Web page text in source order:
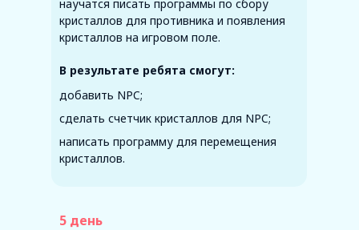
В результате ребята смогут:
5 день
научатся писать программы по сбору
кристаллов для противника и появления
кристаллов на игровом поле.
добавить NPC;
сделать счетчик кристаллов для NPC;
написать программу для перемещения
кристаллов.